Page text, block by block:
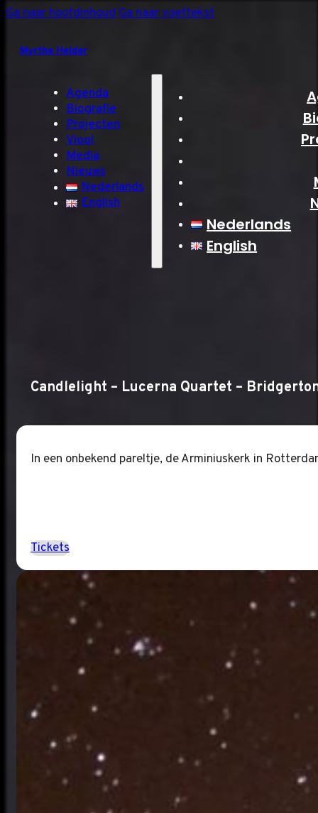
Ga naar hoofdinhoudGa naar voettekst
Myrthe Helder
Agenda
Biografie
Projecten
Viool
Media
Nieuws
Nederlands
English
Nederlands
English
Candlelight – Lucerna Quartet –
In een onbekend pareltje, de Arminiuskerk in
Tickets